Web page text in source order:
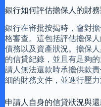
銀行如何評估擔保人的財
銀行在審批按揭時，會對
格審查。這包括評估擔保
債務以及資產狀況。擔保
的信貸紀錄，並且有足夠
請人無法還款時承擔供款
細的財務文件，並進行壓力
申請人自身的信貸狀況與